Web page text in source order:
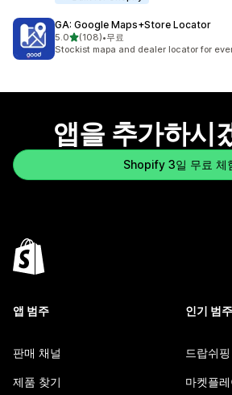
GA: Google Maps+Store Locator
5.0별 5개 중
(108)
총 리뷰 108개
•무료
Stockist mapa and dealer locator for
앱을 추가하시
Shopify 3일 무료 체
앱 범주
판매 채널
제품 찾기
인기 범주
드랍쉬핑
마켓플